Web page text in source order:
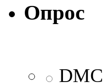
Опрос
DMC